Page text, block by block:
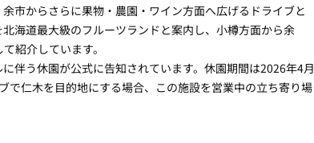
市からさらに果物・農園・ワイン方面へ広げるドライブと
海道最大級のフルーツランドと案内し、小樽方面から余
紹介しています。
伴う休園が公式に告知されています。休園期間は2026年4月
で仁木を目的地にする場合、この施設を営業中の立ち寄り場